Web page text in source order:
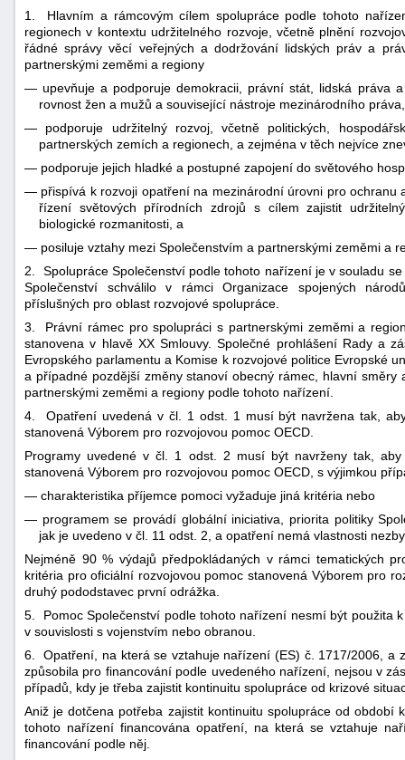
1. Hlavním a rámcovým cílem spolupráce podle tohoto
regionech v kontextu udržitelného rozvoje, včetně plnění
řádné správy věcí veřejných a dodržování lidských práv a
partnerskými zeměmi a regiony
— upevňuje a podporuje demokracii, právní stát, lidská práva
rovnost žen a mužů a související nástroje mezinárodního práva,
—
podporuje udržitelný rozvoj, včetně politických,
partnerských zemích a regionech, a zejména v těch nejvíce
— podporuje jejich hladké a postupné zapojení do světového
— přispívá k rozvoji opatření na mezinárodní úrovni pro
řízení světových přírodních zdrojů s cílem zajistit
biologické rozmanitosti, a
— posiluje vztahy mezi Společenstvím a partnerskými zeměmi a
2. Spolupráce Společenství podle tohoto nařízení je v souladu
Společenství schválilo v rámci Organizace spojených
příslušných pro oblast rozvojové spolupráce.
3. Právní rámec pro spolupráci s partnerskými zeměmi a
stanovena v hlavě XX Smlouvy. Společné prohlášení Rady a
Evropského parlamentu a Komise k rozvojové politice Evropské
a případné pozdější změny stanoví obecný rámec, hlavní
partnerskými zeměmi a regiony podle tohoto nařízení.
4. Opatření uvedená v čl. 1 odst. 1 musí být navržena tak,
stanovená Výborem pro rozvojovou pomoc OECD.
Programy uvedené v čl. 1 odst. 2 musí být navrženy tak,
stanovená Výborem pro rozvojovou pomoc OECD, s výjimkou
— charakteristika příjemce pomoci vyžaduje jiná kritéria nebo
— programem se provádí globální iniciativa, priorita politiky
jak je uvedeno v čl. 11 odst. 2, a opatření nemá vlastnosti
Nejméně 90 % výdajů předpokládaných v rámci tematických
kritéria pro oficiální rozvojovou pomoc stanovená Výborem pro
druhý pododstavec první odrážka.
5. Pomoc Společenství podle tohoto nařízení nesmí být použita
v souvislosti s vojenstvím nebo obranou.
6. Opatření, na která se vztahuje nařízení (ES) č. 1717/2006, a
způsobila pro financování podle uvedeného nařízení, nejsou v
případů, kdy je třeba zajistit kontinuitu spolupráce od krizové
Aniž je dotčena potřeba zajistit kontinuitu spolupráce od
tohoto nařízení financována opatření, na která se vztahuje
financování podle něj.